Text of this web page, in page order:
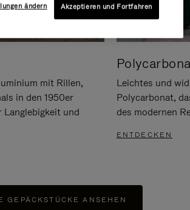
mit Rillen,
in den 1950er
und
Leichtes und
Polycarbonat,
des modernen
ENTDECKEN
GEPÄCKSTÜCKE ANSEHEN
ändern Akzeptieren und Fortfahren